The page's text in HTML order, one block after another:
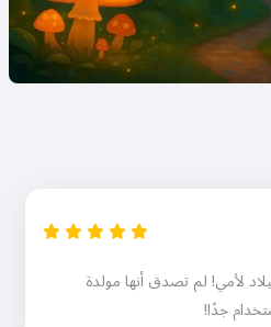
لأمي! لم تصدق أنها مولدة
جدًا!